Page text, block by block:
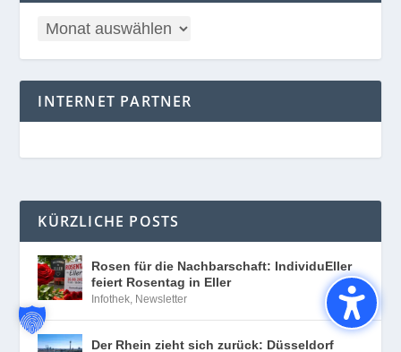
INTERNET PARTNER
KÜRZLICHE POSTS
Rosen für die Nachbarschaft: IndividuEller
feiert Rosentag in Eller
Infothek, Newsletter
Der Rhein zieht sich zurück: Düsseldorf